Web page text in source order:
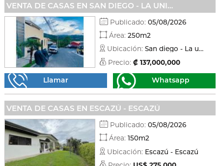
VENTA DE CASAS EN SAN DIEGO - LA UNIÓN
Publicado: 05/08/2026
Área: 250m2
Ubicación:
San diego - La unión
Precio: ₡ 137,000,000
Llamar Whatsapp
VENTA DE CASAS EN ESCAZÚ - ESCAZÚ
Publicado: 05/08/2026
Área: 150m2
Ubicación: Escazú - Escazú